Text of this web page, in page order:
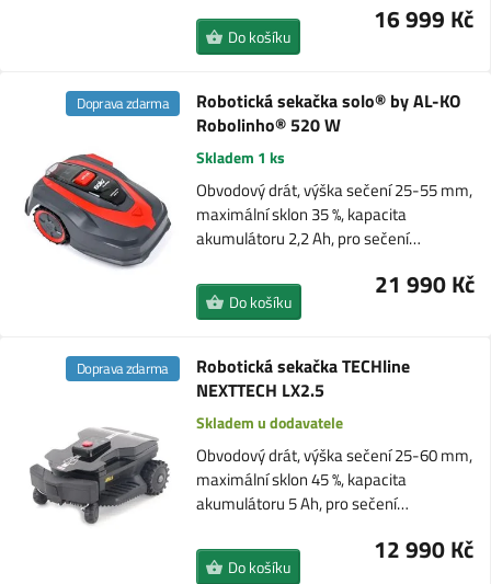
16 999 Kč
Do košíku
Robotická sekačka solo® by AL-KO
Robolinho® 520 W
Doprava zdarma
Skladem 1 ks
Obvodový drát, výška sečení 25-55 mm,
maximální sklon 35 %, kapacita
akumulátoru 2,2 Ah, pro sečení…
21 990 Kč
Do košíku
Robotická sekačka TECHline
NEXTTECH LX2.5
Doprava zdarma
Skladem u dodavatele
Obvodový drát, výška sečení 25-60 mm,
maximální sklon 45 %, kapacita
akumulátoru 5 Ah, pro sečení…
12 990 Kč
Do košíku